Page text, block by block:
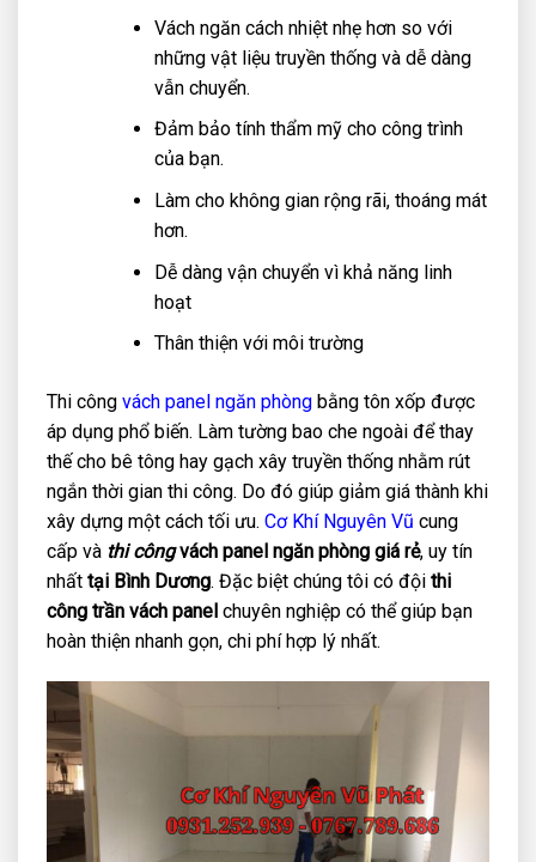
Vách ngăn cách nhiệt nhẹ hơn so với
những vật liệu truyền thống và dễ dàng
vẫn chuyển.
Đảm bảo tính thẩm mỹ cho công trình
của bạn.
Làm cho không gian rộng rãi, thoáng mát
hơn.
Dễ dàng vận chuyển vì khả năng linh
hoạt
Thân thiện với môi trường
Thi công vách panel ngăn phòng bằng tôn xốp được
áp dụng phổ biến. Làm tường bao che ngoài để thay
thế cho bê tông hay gạch xây truyền thống nhằm rút
ngắn thời gian thi công. Do đó giúp giảm giá thành khi
xây dựng một cách tối ưu. Cơ Khí Nguyên Vũ cung
cấp và thi côngvách panel ngăn phòng giá rẻ, uy tín
nhất tại Bình Dương. Đặc biệt chúng tôi có đội thi
công trần vách panel chuyên nghiệp có thể giúp bạn
hoàn thiện nhanh gọn, chi phí hợp lý nhất.